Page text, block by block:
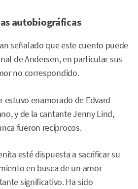
autobiográficas
señalado que este cuento puede
de Andersen, en particular sus
no correspondido.
estuvo enamorado de Edvard
y de la cantante Jenny Lind,
fueron recíprocos.
esté dispuesta a sacrificar su
en busca de un amor
significativo. Ha sido